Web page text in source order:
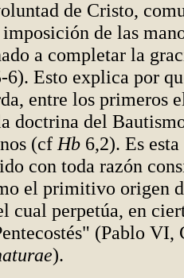
de Cristo,
de las
a completar la
6). Esto explica por
entre los primeros
doctrina del
(cf Hb 6,2). Es
con toda razón
el primitivo origen
cual perpetúa, en
(Pablo VI,
).